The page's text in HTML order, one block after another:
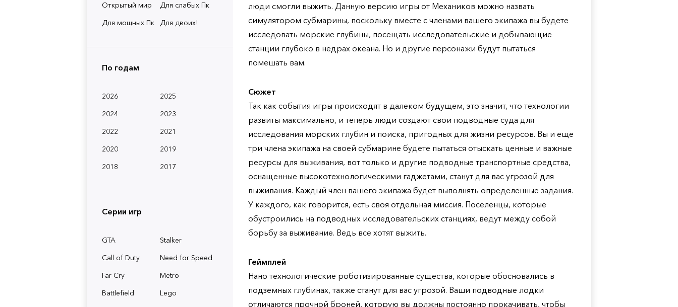
Открытый мир
Для слабых Пк
Для мощных Пк
Для двоих!
По годам
2026
2025
2024
2023
2022
2021
2020
2019
2018
2017
Серии игр
GTA
Stalker
Call of Duty
Need for Speed
Far Cry
Metro
Battlefield
Lego
люди смогли выжить. Данную версию игры от Механиков можно назвать
симулятором субмарины, поскольку вместе с членами вашего экипажа вы будете
исследовать морские глубины, посещать исследовательские и добывающие
станции глубоко в недрах океана. Но и другие персонажи будут пытаться
помешать вам.
Сюжет
Так как события игры происходят в далеком будущем, это значит, что технологии
развиты максимально, и теперь люди создают свои подводные суда для
исследования морских глубин и поиска, пригодных для жизни ресурсов. Вы и еще
три члена экипажа на своей субмарине будете пытаться отыскать ценные и важные
ресурсы для выживания, вот только и другие подводные транспортные средства,
оснащенные высокотехнологическими гаджетами, станут для вас угрозой для
выживания. Каждый член вашего экипажа будет выполнять определенные задания.
У каждого, как говорится, есть своя отдельная миссия. Поселенцы, которые
обустроились на подводных исследовательских станциях, ведут между собой
борьбу за выживание. Ведь все хотят выжить.
Геймплей
Нано технологические роботизированные существа, которые обосновались в
подземных глубинах, также станут для вас угрозой. Ваши подводные лодки
отличаются прочной броней, которую вы должны постоянно прокачивать, чтобы